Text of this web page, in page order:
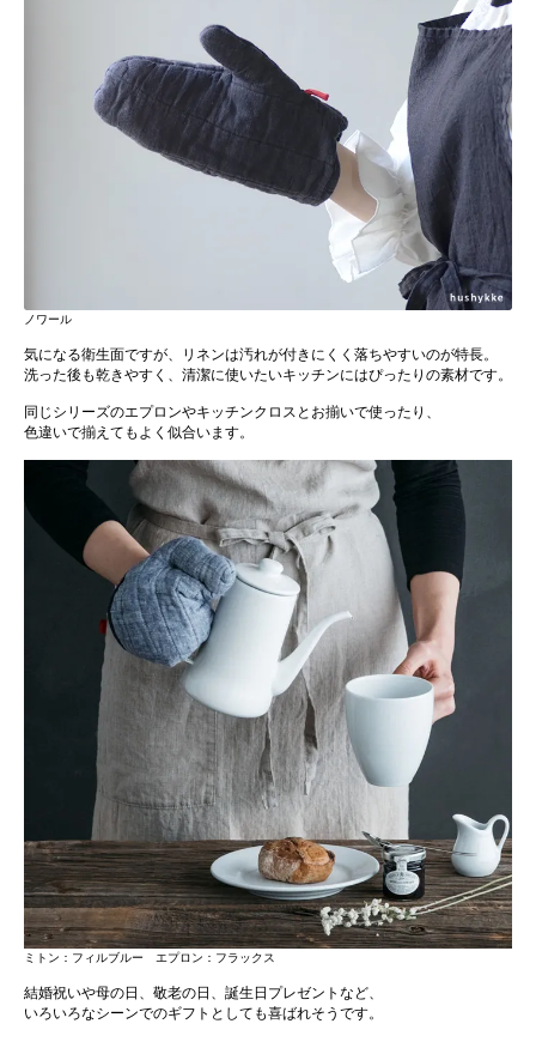
ノワール
気になる衛生面ですが、リネンは汚れが付きにくく落ちやすいのが特長。
洗った後も乾きやすく、清潔に使いたいキッチンにはぴったりの素材です。
同じシリーズのエプロンやキッチンクロスとお揃いで使ったり、
色違いで揃えてもよく似合います。
ミトン：フィルブルー エプロン：フラックス
結婚祝いや母の日、敬老の日、誕生日プレゼントなど、
いろいろなシーンでのギフトとしても喜ばれそうです。